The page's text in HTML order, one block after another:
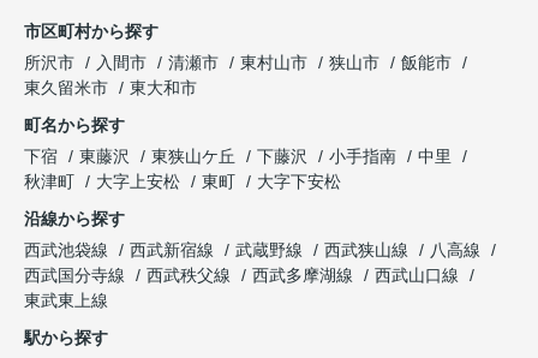
市区町村から探す
所沢市
入間市 清瀬市 東村山市 狭山市
飯能市
東久留米市
東大和市
町名から探す
下宿
東藤沢 東狭山ケ丘 下藤沢 小手指南
中里
秋津町
大字上安松 東町
大字下安松
沿線から探す
西武池袋線
西武新宿線 武蔵野線 西武狭山線
八高線
西武国分寺線
西武秩父線 西武多摩湖線
西武山口線
東武東上線
駅から探す